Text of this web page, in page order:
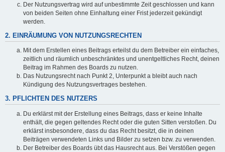
Der Nutzungsvertrag wird auf unbestimmte Zeit geschlossen und kann
von beiden Seiten ohne Einhaltung einer Frist jederzeit gekündigt
werden.
2. EINRÄUMUNG VON NUTZUNGSRECHTEN
Mit dem Erstellen eines Beitrags erteilst du dem Betreiber ein einfaches,
zeitlich und räumlich unbeschränktes und unentgeltliches Recht, deinen
Beitrag im Rahmen des Boards zu nutzen.
Das Nutzungsrecht nach Punkt 2, Unterpunkt a bleibt auch nach
Kündigung des Nutzungsvertrages bestehen.
3. PFLICHTEN DES NUTZERS
Du erklärst mit der Erstellung eines Beitrags, dass er keine Inhalte
enthält, die gegen geltendes Recht oder die guten Sitten verstoßen. Du
erklärst insbesondere, dass du das Recht besitzt, die in deinen
Beiträgen verwendeten Links und Bilder zu setzen bzw. zu verwenden.
Der Betreiber des Boards übt das Hausrecht aus. Bei Verstößen gegen